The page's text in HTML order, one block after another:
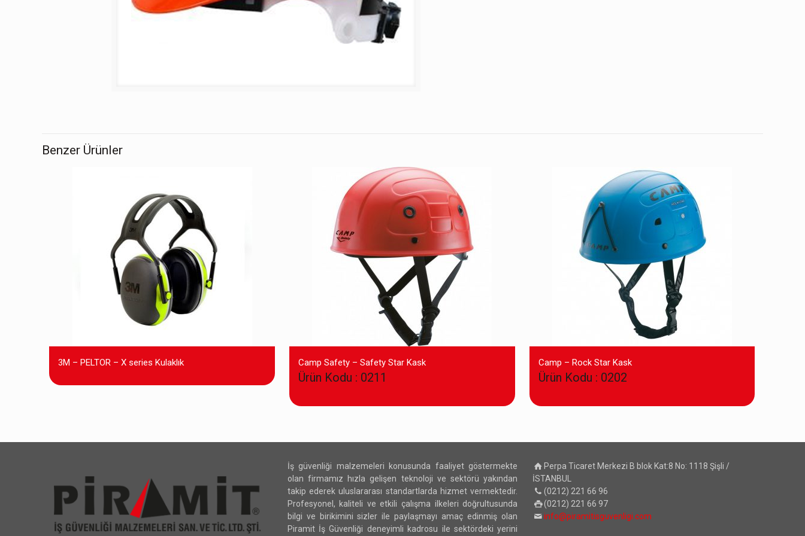
Benzer Ürünler
3M – PELTOR – X series Kulaklık Camp Safety – Safety Star Kask
Ürün Kodu : 0211
Camp – Rock Star Kask
Ürün Kodu : 0202
İş güvenliği malzemeleri konusunda faaliyet göstermekte
olan firmamız hızla gelişen teknoloji ve sektörü yakından
takip ederek uluslararası standartlarda hizmet vermektedir.
Profesyonel, kaliteli ve etkili çalışma ilkeleri doğrultusunda
bilgi ve birikimini sizler ile paylaşmayı amaç edinmiş olan
Piramit İş Güvenliği deneyimli kadrosu ile sektördeki yerini
Perpa Ticaret Merkezi B blok Kat:8 No: 1118 Şişli /
İSTANBUL
(0212) 221 66 96
(0212) 221 66 97
info@piramitisguvenligi.com